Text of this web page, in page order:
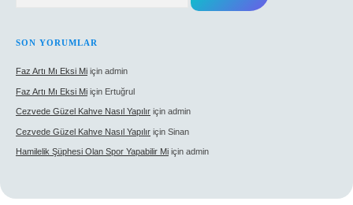
SON YORUMLAR
Faz Artı Mı Eksi Mi için admin
Faz Artı Mı Eksi Mi için Ertuğrul
Cezvede Güzel Kahve Nasıl Yapılır için admin
Cezvede Güzel Kahve Nasıl Yapılır için Sinan
Hamilelik Şüphesi Olan Spor Yapabilir Mi için admin